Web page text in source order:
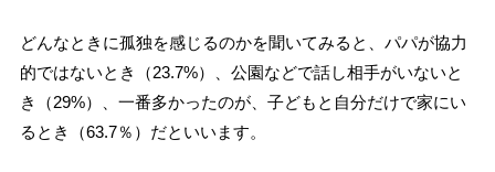
どんなときに孤独を感じるのかを聞いてみると、パパが協力
的ではないとき（23.7%）、公園などで話し相手がいないと
き（29%）、一番多かったのが、子どもと自分だけで家にい
るとき（63.7％）だといいます。